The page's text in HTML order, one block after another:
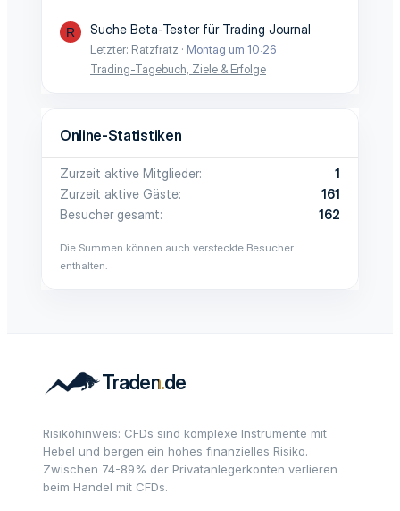
R Suche Beta-Tester für Trading Journal
Letzter: Ratzfratz
Montag um 10:26
Trading-Tagebuch, Ziele & Erfolge
Online-Statistiken
Zurzeit aktive Mitglieder
1
Zurzeit aktive Gäste
161
Besucher gesamt
162
Die Summen können auch versteckte Besucher
enthalten.
Risikohinweis: CFDs sind komplexe Instrumente mit
Hebel und bergen ein hohes finanzielles Risiko.
Zwischen 74-89% der Privatanlegerkonten verlieren
beim Handel mit CFDs.